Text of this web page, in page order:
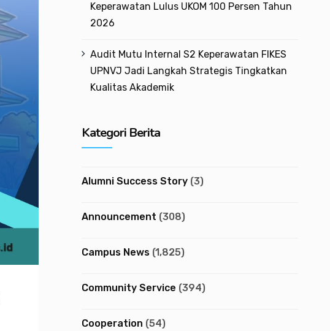
Keperawatan Lulus UKOM 100 Persen Tahun
2026
Audit Mutu Internal S2 Keperawatan FIKES
UPNVJ Jadi Langkah Strategis Tingkatkan
Kualitas Akademik
Kategori Berita
Alumni Success Story(3)
Announcement (308)
Campus News(1,825)
Community Service (394)
Cooperation (54)